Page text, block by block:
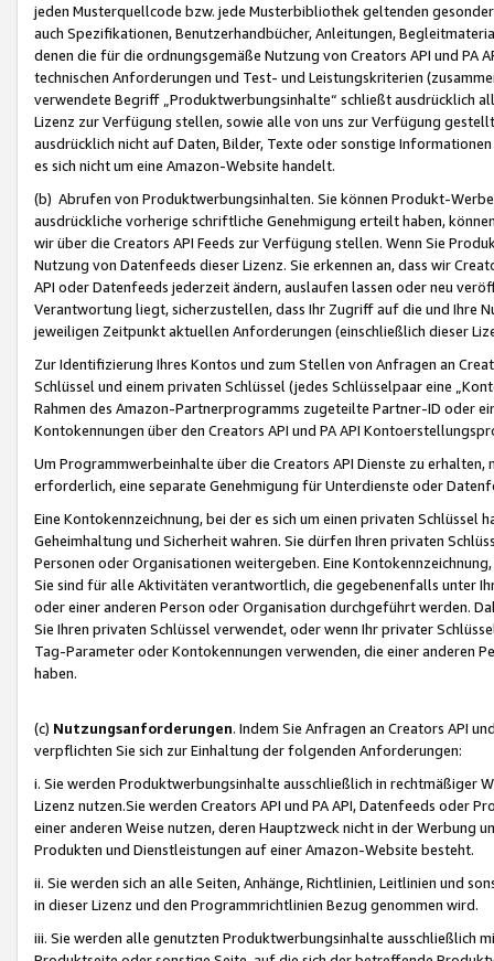
jeden Musterquellcode bzw. jede Musterbibliothek geltenden
auch Spezifikationen, Benutzerhandbücher, Anleitungen,
denen die für die ordnungsgemäße Nutzung von Creators API und PA
technischen Anforderungen und Test- und Leistungskriterien
verwendete Begriff „Produktwerbungsinhalte“ schließt ausdrücklich
Lizenz zur Verfügung stellen, sowie alle von uns zur Verfügung
ausdrücklich nicht auf Daten, Bilder, Texte oder sonstige
es sich nicht um eine Amazon-Website handelt.
(b) Abrufen von Produktwerbungsinhalten. Sie können Produkt-
ausdrückliche vorherige schriftliche Genehmigung erteilt haben,
wir über die Creators API Feeds zur Verfügung stellen. Wenn Sie
Nutzung von Datenfeeds dieser Lizenz. Sie erkennen an, dass wir
API oder Datenfeeds jederzeit ändern, auslaufen lassen oder neu
Verantwortung liegt, sicherzustellen, dass Ihr Zugriff auf die und Ihre
jeweiligen Zeitpunkt aktuellen Anforderungen (einschließlich dieser
Zur Identifizierung Ihres Kontos und zum Stellen von Anfragen an
Schlüssel und einem privaten Schlüssel (jedes Schlüsselpaar eine
Rahmen des Amazon-Partnerprogramms zugeteilte Partner-ID oder
Kontokennungen über den Creators API und PA API
Um Programmwerbeinhalte über die Creators API Dienste zu
erforderlich, eine separate Genehmigung für Unterdienste oder
Eine Kontokennzeichnung, bei der es sich um einen privaten
Geheimhaltung und Sicherheit wahren. Sie dürfen Ihren privaten
Personen oder Organisationen weitergeben. Eine
Sie sind für alle Aktivitäten verantwortlich, die gegebenenfalls unter
oder einer anderen Person oder Organisation durchgeführt werden.
Sie Ihren privaten Schlüssel verwendet, oder wenn Ihr privater
Tag-Parameter oder Kontokennungen verwenden, die einer anderen
haben.
(c) Nutzungsanforderungen. Indem Sie Anfragen an Creators API
verpflichten Sie sich zur Einhaltung der folgenden Anforderungen:
i. Sie werden Produktwerbungsinhalte ausschließlich in rechtmäßiger
Lizenz nutzen.Sie werden Creators API und PA API, Datenfeeds oder
einer anderen Weise nutzen, deren Hauptzweck nicht in der Werbung
Produkten und Dienstleistungen auf einer Amazon-Website besteht.
ii. Sie werden sich an alle Seiten, Anhänge, Richtlinien, Leitlinien und
in dieser Lizenz und den Programmrichtlinien Bezug genommen wird.
iii. Sie werden alle genutzten Produktwerbungsinhalte ausschließlich